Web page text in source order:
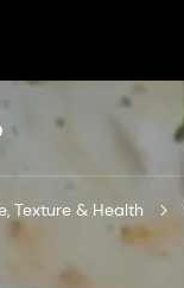
Texture & Health